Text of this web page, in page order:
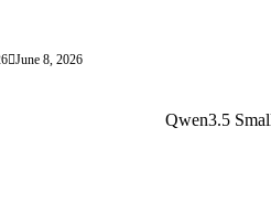
June 8, 2026